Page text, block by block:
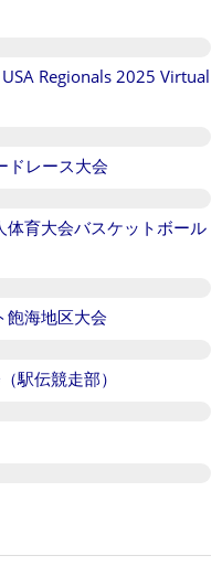
Regionals 2025 Virtual
ドレース大会
育大会バスケットボール
飽海地区大会
駅伝競走部）